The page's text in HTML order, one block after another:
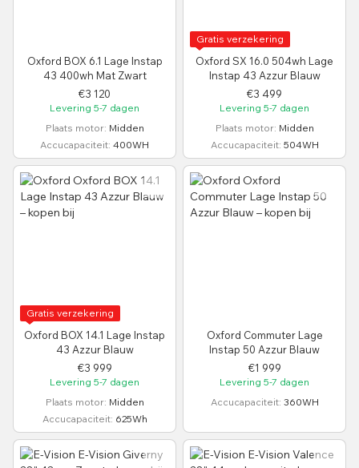
Oxford BOX 6.1 Lage Instap
43 400wh Mat Zwart
€3 120
Levering 5-7 dagen
Plaats motor Midden
Accucapaciteit 400WH
Gratis verzekering
Oxford SX 16.0 504wh Lage
Instap 43 Azzur Blauw
€3 499
Levering 5-7 dagen
Plaats motor Midden
Accucapaciteit 504WH
Gratis verzekering
Oxford BOX 14.1 Lage Instap
43 Azzur Blauw
€3 999
Levering 5-7 dagen
Plaats motor Midden
Accucapaciteit 625Wh
Oxford Commuter Lage
Instap 50 Azzur Blauw
€1 999
Levering 5-7 dagen
Accucapaciteit 360WH